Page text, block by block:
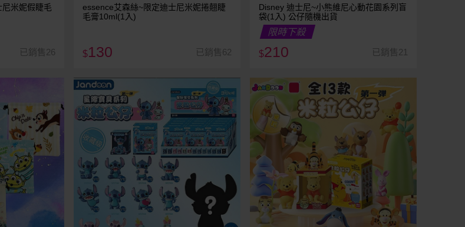
米妮假睫毛
已銷售26
essence艾森絲~限定迪士尼米妮捲翹睫
毛膏10ml(1入)
$130 已銷售62
Disney 迪士尼~小熊維尼心動花園系列盲
袋(1入) 公仔隨機出貨
限時下殺
$210 已銷售21